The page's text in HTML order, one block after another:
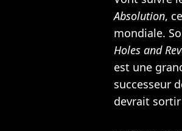
Absolution,
mondiale.
Holes and
est une
successeur
devrait